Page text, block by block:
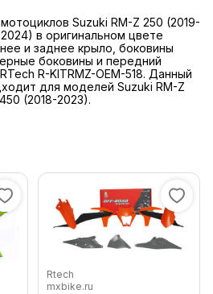
Suzuki RM-Z 250 (2019-
в оригинальном цвете
и заднее крыло, боковины
боковины и передний
R-KITRMZ-OEM-518. Данный
для моделей Suzuki RM-Z
(2018-2023).
Rtech
mxbike.ru